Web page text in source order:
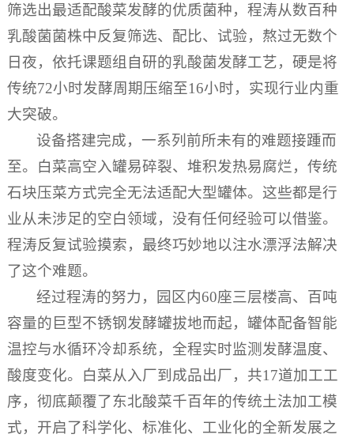
筛选出最适配酸菜发酵的优质菌种，程涛从数百种
乳酸菌菌株中反复筛选、配比、试验，熬过无数个
日夜，依托课题组自研的乳酸菌发酵工艺，硬是将
传统72小时发酵周期压缩至16小时，实现行业内重
大突破。
设备搭建完成，一系列前所未有的难题接踵而
至。白菜高空入罐易碎裂、堆积发热易腐烂，传统
石块压菜方式完全无法适配大型罐体。这些都是行
业从未涉足的空白领域，没有任何经验可以借鉴。
程涛反复试验摸索，最终巧妙地以注水漂浮法解决
了这个难题。
经过程涛的努力，园区内60座三层楼高、百吨
容量的巨型不锈钢发酵罐拔地而起，罐体配备智能
温控与水循环冷却系统，全程实时监测发酵温度、
酸度变化。白菜从入厂到成品出厂，共17道加工工
序，彻底颠覆了东北酸菜千百年的传统土法加工模
式，开启了科学化、标准化、工业化的全新发展之